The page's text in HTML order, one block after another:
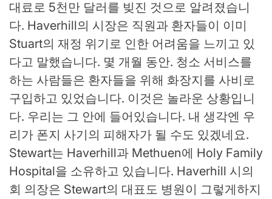
대료로 5천만 달러를 빚진 것으로 알려졌습니
다. Haverhill의 시장은 직원과 환자들이 이미
Stuart의 재정 위기로 인한 어려움을 느끼고 있
다고 말했습니다. 몇 개월 동안. 청소 서비스를
하는 사람들은 환자들을 위해 화장지를 사비로
구입하고 있었습니다. 이것은 놀라운 상황입니
다. 우리는 그 안에 들어있습니다. 내 생각엔 우
리가 폰지 사기의 피해자가 될 수도 있겠네요.
Stewart는 Haverhill과 Methuen에 Holy Family
Hospital을 소유하고 있습니다. Haverhill 시의
회 의장은 Stewart의 대표도 병원이 그렇게하지